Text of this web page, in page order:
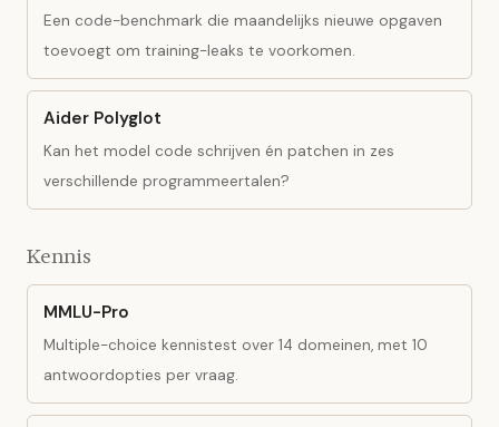
Een code-benchmark die maandelijks nieuwe opgaven
toevoegt om training-leaks te voorkomen.
Aider Polyglot
Kan het model code schrijven én patchen in zes
verschillende programmeertalen?
Kennis
MMLU-Pro
Multiple-choice kennistest over 14 domeinen, met 10
antwoordopties per vraag.